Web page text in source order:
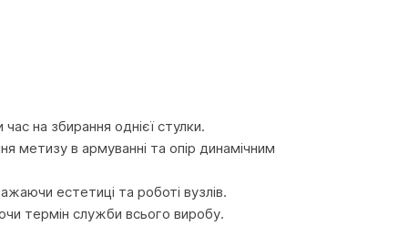
на збирання однієї стулки.
метизу в армуванні та опір динамічним
естетиці та роботі вузлів.
термін служби всього виробу.